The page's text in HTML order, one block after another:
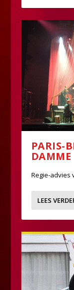
PARIS-
DAMME
Regie-advies
LEES